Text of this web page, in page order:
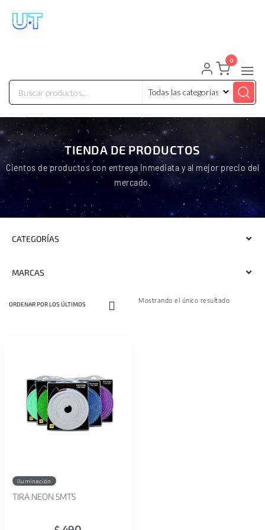
0
TIENDA DE PRODUCTOS
Cientos de productos con entrega inmediata y al mejor precio del
mercado.
CATEGORÍAS
MARCAS
Mostrando el único resultado
iluminación
TIRA NEON 5MTS